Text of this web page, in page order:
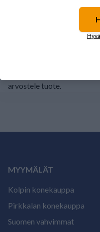
arvostele tuote.
MYYMÄLÄT
Kolpin konekauppa
Pirkkalan konekauppa
Suomen vahvimmat